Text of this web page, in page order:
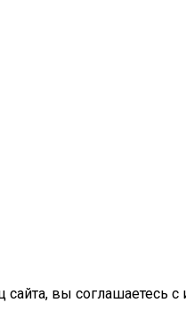
вы соглашаетесь